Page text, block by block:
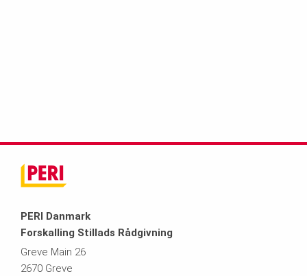
PERI Danmark
Forskalling Stillads Rådgivning
Greve Main 26
2670 Greve